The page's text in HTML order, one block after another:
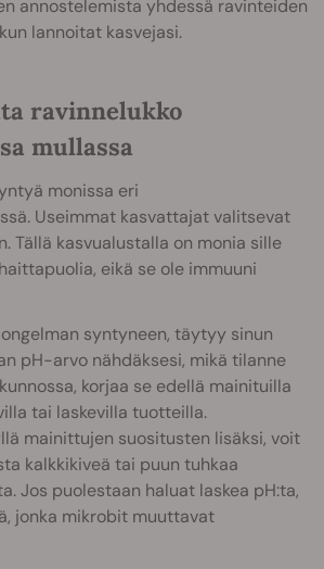
annostelemista yhdessä ravinteiden
lannoitat kasvejasi.
ravinnelukko
mullassa
monissa eri
Useimmat kasvattajat valitsevat
Tällä kasvualustalla on monia sille
eikä se ole immuuni
syntyneen, täytyy sinun
pH-arvo nähdäksesi, mikä tilanne
korjaa se edellä mainituilla
tai laskevilla tuotteilla.
mainittujen suositusten lisäksi, voit
kalkkikiveä tai puun tuhkaa
Jos puolestaan haluat laskea pH:ta,
jonka mikrobit muuttavat